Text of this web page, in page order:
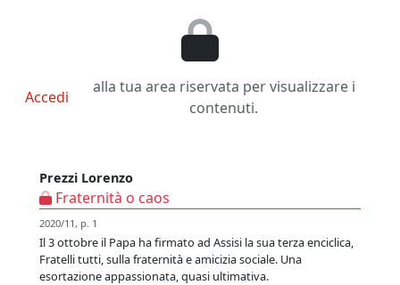
Accedi
alla tua area riservata per visualizzare i
contenuti.
Prezzi Lorenzo
Fraternità o caos
2020/11, p. 1
Il 3 ottobre il Papa ha firmato ad Assisi la sua terza enciclica,
Fratelli tutti, sulla fraternità e amicizia sociale. Una
esortazione appassionata, quasi ultimativa.